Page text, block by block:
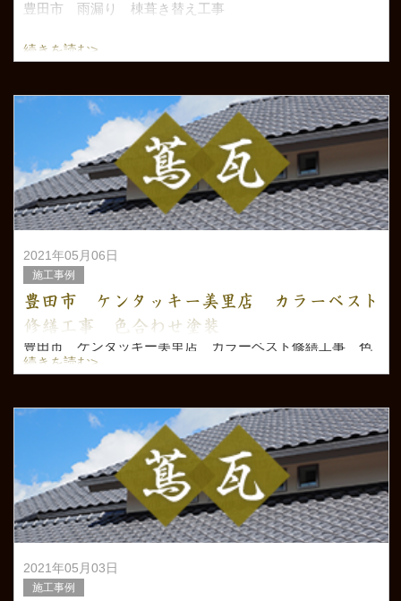
豊田市 雨漏り 棟葺き替え工事
続きを読む>
2021年05月06日
施工事例
豊田市 ケンタッキー美里店 カラーベスト
修繕工事 色合わせ塗装
豊田市 ケンタッキー美里店 カラーベスト修繕工事 色
合わせ塗装
続きを読む>
2021年05月03日
施工事例